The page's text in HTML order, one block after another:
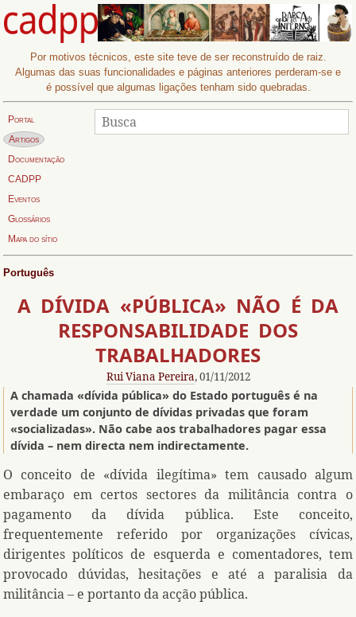
Por motivos técnicos, este site teve de ser reconstruído de raiz.
Algumas das suas funcionalidades e páginas anteriores perderam-se e
é possível que algumas ligações tenham sido quebradas.
Portal
Página actual:
Artigos
Documentação
CADPP
Eventos
Glossários
Mapa do sítio
Busca:
Procurar
Português
A DÍVIDA «PÚBLICA» NÃO É DA
RESPONSABILIDADE DOS
TRABALHADORES
Rui Viana Pereira, 01/11/2012
A chamada «dívida pública» do Estado português é na
verdade um conjunto de dívidas privadas que foram
«socializadas». Não cabe aos trabalhadores pagar essa
dívida – nem directa nem indirectamente.
O conceito de «dívida ilegítima» tem causado algum
embaraço em certos sectores da militância contra o
pagamento da dívida pública. Este conceito,
frequentemente referido por organizações cívicas,
dirigentes políticos de esquerda e comentadores, tem
provocado dúvidas, hesitações e até a paralisia da
militância – e portanto da acção pública.